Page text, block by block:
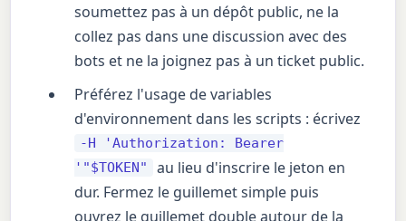
soumettez pas à un dépôt public, ne la
collez pas dans une discussion avec des
bots et ne la joignez pas à un ticket public.
Préférez l'usage de variables
d'environnement dans les scripts : écrivez
-H 'Authorization: Bearer
'"$TOKEN"
au lieu d'inscrire le jeton en
dur. Fermez le guillemet simple puis
ouvrez le guillemet double autour de la